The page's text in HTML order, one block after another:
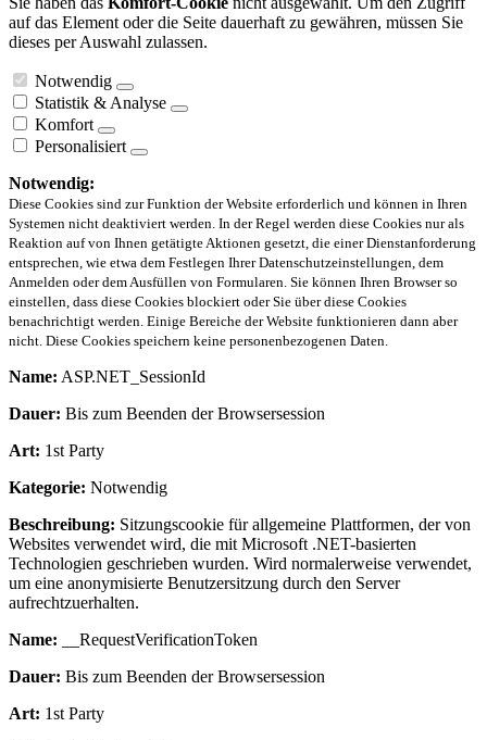
auf das Element oder die Seite dauerhaft zu gewähren, müssen Sie
dieses per Auswahl zulassen.
Notwendig
Statistik & Analyse
Komfort
Personalisiert
Notwendig:
Diese Cookies sind zur Funktion der Website erforderlich und können in Ihren
Systemen nicht deaktiviert werden. In der Regel werden diese Cookies nur als
Reaktion auf von Ihnen getätigte Aktionen gesetzt, die einer Dienstanforderung
entsprechen, wie etwa dem Festlegen Ihrer Datenschutzeinstellungen, dem
Anmelden oder dem Ausfüllen von Formularen. Sie können Ihren Browser so
einstellen, dass diese Cookies blockiert oder Sie über diese Cookies
benachrichtigt werden. Einige Bereiche der Website funktionieren dann aber
nicht. Diese Cookies speichern keine personenbezogenen Daten.
Name: ASP.NET_SessionId
Dauer: Bis zum Beenden der Browsersession
Art: 1st Party
Kategorie: Notwendig
Beschreibung: Sitzungscookie für allgemeine Plattformen, der von
Websites verwendet wird, die mit Microsoft .NET-basierten
Technologien geschrieben wurden. Wird normalerweise verwendet,
um eine anonymisierte Benutzersitzung durch den Server
aufrechtzuerhalten.
Name: __RequestVerificationToken
Dauer: Bis zum Beenden der Browsersession
Art: 1st Party